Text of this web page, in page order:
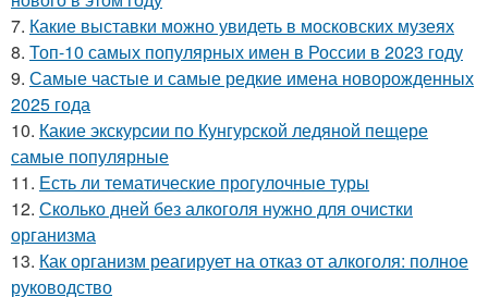
7. Какие выставки можно увидеть в московских музеях
8. Топ-10 самых популярных имен в России в 2023 году
9. Самые частые и самые редкие имена новорожденных
2025 года
10. Какие экскурсии по Кунгурской ледяной пещере
самые популярные
11. Есть ли тематические прогулочные туры
12. Сколько дней без алкоголя нужно для очистки
организма
13. Как организм реагирует на отказ от алкоголя: полное
руководство